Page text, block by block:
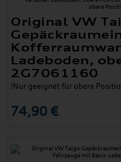
Original VW
Ladeboden,
2G7061160
!Nur geeignet für obere
74,90 €